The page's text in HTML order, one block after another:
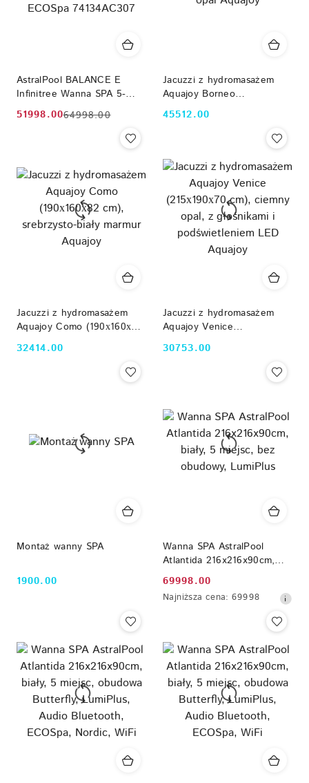
AstralPool BALANCE E
Infinitree Wanna SPA 5-
osobowa Old Timber +
Audio Bluetooth + ECOSpa
Cena
51998.00
Cena
64998.00
Jacuzzi z hydromasażem
Aquajoy Borneo
(230х230х96 cm), ciemny
opal Aquajoy
Cena:
45512.00
Jacuzzi z hydromasażem
Aquajoy Como (190х160х82
cm), srebrzysto-biały
marmur Aquajoy
Cena:
32414.00
Jacuzzi z hydromasażem
Aquajoy Venice
(215х190х70 cm), ciemny
opal, z głośnikami i
Cena:
30753.00
Montaż wanny SPA
Cena:
1900.00
Wanna SPA AstralPool
Atlantida 216x216x90cm,
biały, 5 miejsc, bez
obudowy, LumiPlus
Cena
promocyjna:
69998.00
Najniższa
dni
przed
obniżką
Najniższa cena: 69998